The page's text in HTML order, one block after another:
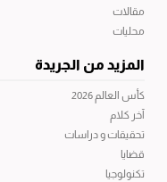
مقالات
محليات
المزيد من الجريدة
كأس العالم 2026
آخر كلام
تحقيقات و دراسات
قضايا
تكنولوجيا